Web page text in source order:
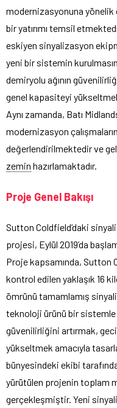
modernizasyonuna yönelik
bir yatırımı temsil
eskiyen sinyalizasyon
yeni bir sistemin
demiryolu ağının
genel kapasiteyi
Aynı zamanda, Batı
modernizasyon
değerlendirilmektedir ve
zemin hazırlamaktadır.
Proje Genel Bakışı
Sutton Coldfield’daki
projesi, Eylül 2019’da
Proje kapsamında, Sutton
kontrol edilen yaklaşık 16
ömrünü tamamlamış
teknoloji ürünü bir
güvenilirliğini artırmak,
yükseltmek amacıyla
bünyesindeki ekibi
yürütülen projenin toplam
gerçekleşmiştir. Yeni